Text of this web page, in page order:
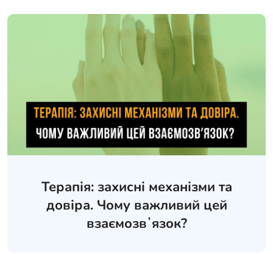
Терапія: захисні механізми та
довіра. Чому важливий цей
взаємозвʼязок?